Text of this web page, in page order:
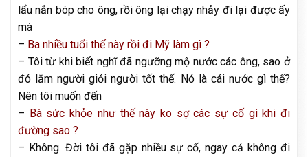
lẩu nắn bóp cho ông, rồi ông lại chạy nhảy đi lại được ấy
mà
– Ba nhiều tuổi thế này rồi đi Mỹ làm gì ?
– Tôi từ khi biết nghĩ đã ngưỡng mộ nước các ông, sao ở
đó lắm người giỏi người tốt thế. Nó là cái nước gì thế?
Nên tôi muốn đến
– Bà sức khỏe như thế này ko sợ các sự cố gì khi đi
đường sao ?
– Không. Đời tôi đã gặp nhiều sự cố, ngay cả không đi